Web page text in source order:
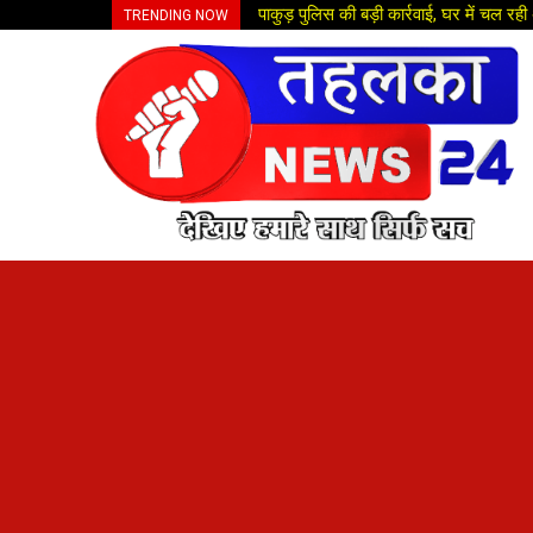
TRENDING NOW पाकुड़ पुलिस की बड़ी कार्रवाई, घर में चल